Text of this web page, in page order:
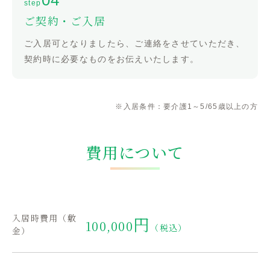
ご契約・ご入居
ご入居可となりましたら、ご連絡をさせていただき、
契約時に必要なものをお伝えいたします。
※入居条件：要介護1～5/65歳以上の方
費用について
入居時費用（敷
金）
100,000円 （税込）